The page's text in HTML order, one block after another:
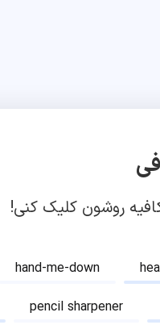
روشون کلیک کنی!
hand-me-down
pencil sharpener